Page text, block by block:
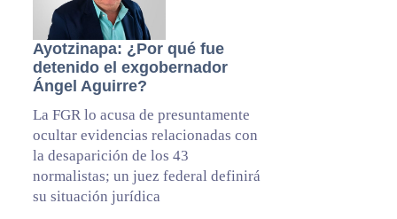
Ayotzinapa: ¿Por qué fue
detenido el exgobernador
Ángel Aguirre?
La FGR lo acusa de presuntamente
ocultar evidencias relacionadas con
la desaparición de los 43
normalistas; un juez federal definirá
su situación jurídica